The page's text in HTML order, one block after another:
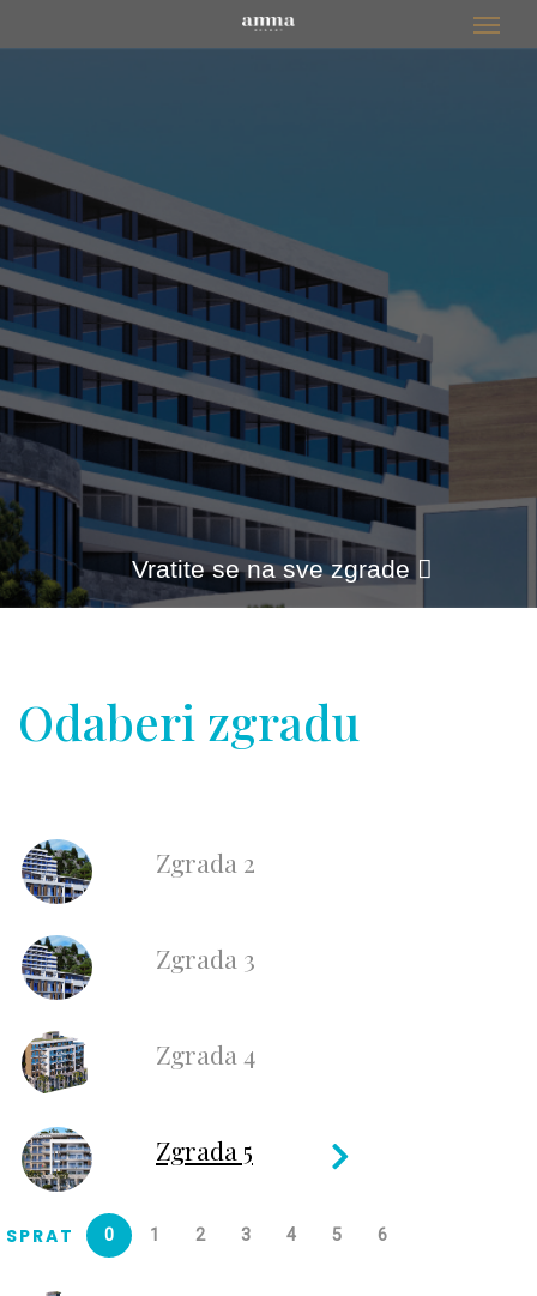
Odaberi zgradu
Zgrada 2
Zgrada 3
Zgrada 4
Zgrada 5
SPRAT 0 1 2 3 4 5 6